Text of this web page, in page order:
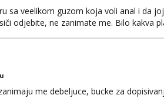
sa veelikom guzom koja voli anal i da
odjebite, ne zanimate me. Bilo kakva
me debeljuce, bucke za